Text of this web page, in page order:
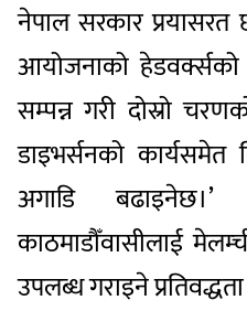
नेपाल सरकार
आयोजनाको हेडवर्क्सको
सम्पन्न गरी दोस्रो
डाइभर्सनको कार्यसमेत
अगाडि बढाइनेछ।’
काठमाडौँवासीलाई
उपलब्ध गराइने